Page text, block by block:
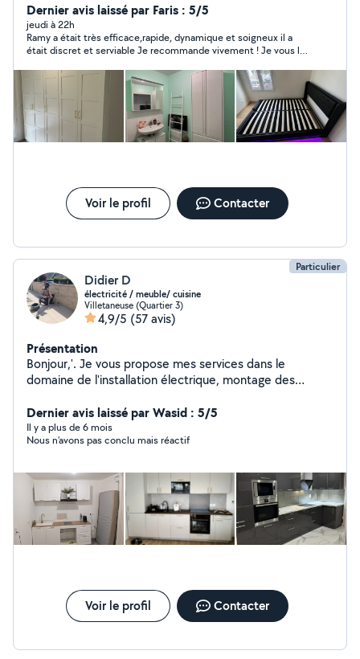
Meuble TV · Bureau Commode et piscine d'été , vélos
etc Je viens avec mes propres outils professionnels, je
travaille de façon soignée et propre, et je suis
disponible en semaine comme le week-end. Mon
objectif est simple : vous satisfaire et bâtir ma
réputation sur cette appli. Vous êtes donc entre un de
bonnes mains et motivé à bien faire. N'hésitez pas à me
contacter, je réponds rapidement. »
Dernier avis laissé par Faris : 5/5
jeudi à 22h
Ramy a était très efficace,rapide, dynamique et soigneux il a
était discret et serviable Je recommande vivement ! Je vous le
Voir le profil Contacter
Particulier
Didier D
électricité / meuble/ cuisine
Villetaneuse (Quartier 3)
4,9/5 (57 avis)
Présentation
Bonjour,'. Je vous propose mes services dans le
domaine de l'installation électrique, montage des
rénovation du bâtiment ,
Dernier avis laissé par Wasid : 5/5
Il y a plus de 6 mois
Nous n’avons pas conclu mais réactif
Voir le profil Contacter